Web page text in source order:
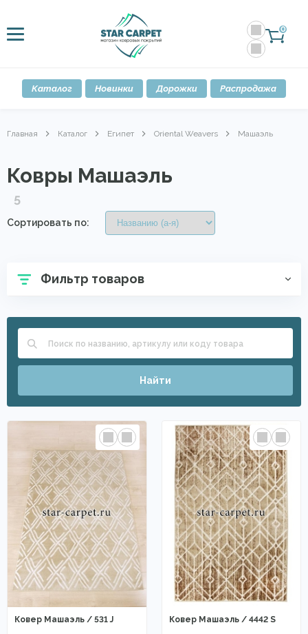
0
Каталог Новинки Дорожки Распродажа
Главная Каталог Египет Oriental Weavers Машаэль
Ковры Машаэль
5
Сортировать по:
Фильтр товаров
Найти
Ковер Машаэль / 531 J Ковер Машаэль / 4442 S